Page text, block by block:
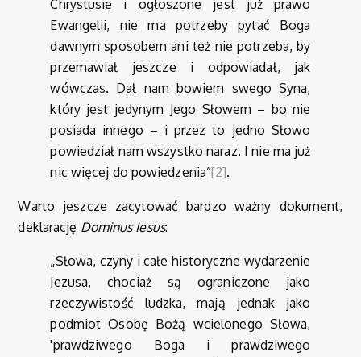
Chrystusie i ogłoszone jest już prawo
Ewangelii, nie ma potrzeby pytać Boga
dawnym sposobem ani też nie potrzeba, by
przemawiał jeszcze i odpowiadał, jak
wówczas. Dał nam bowiem swego Syna,
który jest jedynym Jego Słowem – bo nie
posiada innego – i przez to jedno Słowo
powiedział nam wszystko naraz. I nie ma już
nic więcej do powiedzenia”[2].
Warto jeszcze zacytować bardzo ważny dokument,
deklarację Dominus Iesus:
„Słowa, czyny i całe historyczne wydarzenie
Jezusa, chociaż są ograniczone jako
rzeczywistość ludzka, mają jednak jako
podmiot Osobę Bożą wcielonego Słowa,
'prawdziwego Boga i prawdziwego